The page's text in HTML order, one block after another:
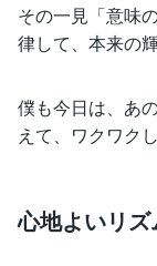
その一見「意味
律して、本来の
僕も今日は、あ
えて、ワクワク
心地よいリ